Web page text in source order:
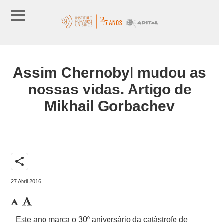
Assim Chernobyl mudou as
nossas vidas. Artigo de
Mikhail Gorbachev
share
27 Abril 2016
Este ano marca o 30º aniversário da catástrofe de